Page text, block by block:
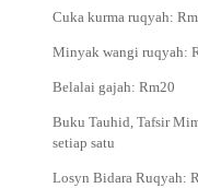
Cuka kurma ruqyah:
Minyak wangi ruqyah:
Belalai gajah: Rm20
Buku Tauhid, Tafsir
setiap satu
Losyn Bidara Ruqyah: